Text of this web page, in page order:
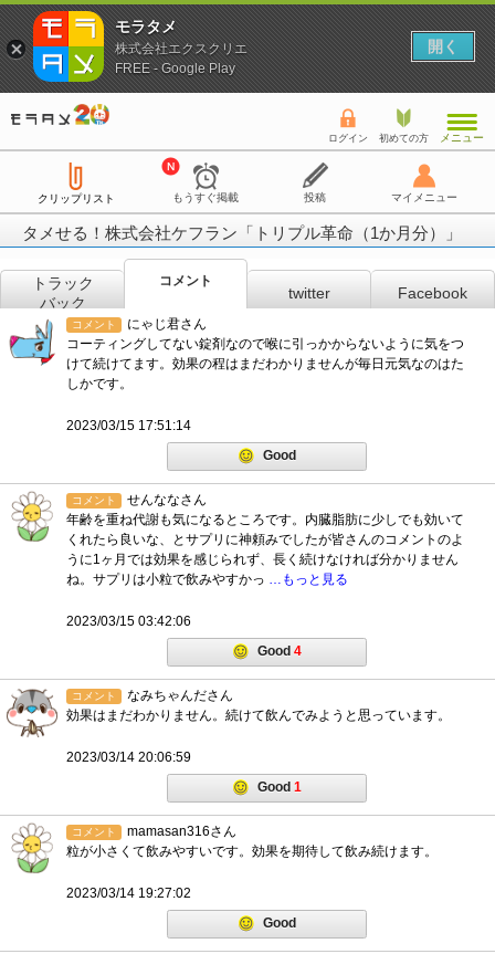
ログイン 初めての方 メニュー
クリップリスト もうすぐ掲載 投稿 マイメニュー
タメせる！株式会社ケフラン「トリプル革命（1か月分）」
トラック
バック
コメント
twitter Facebook
コメント
にゃじ君さん
コーティングしてない錠剤なので喉に引っかからないように気をつ
けて続けてます。効果の程はまだわかりませんが毎日元気なのはた
しかです。
2023/03/15 17:51:14
Good
コメント
せんななさん
年齢を重ね代謝も気になるところです。内臓脂肪に少しでも効いて
くれたら良いな、とサプリに神頼みでしたが皆さんのコメントのよ
うに1ヶ月では効果を感じられず、長く続けなければ分かりません
ね。サプリは小粒で飲みやすかっ …もっと見る
2023/03/15 03:42:06
Good 4
コメント
なみちゃんださん
効果はまだわかりません。続けて飲んでみようと思っています。
2023/03/14 20:06:59
Good 1
コメント
mamasan316さん
粒が小さくて飲みやすいです。効果を期待して飲み続けます。
2023/03/14 19:27:02
Good
モラタメ
株式会社エクスクリエ
FREE - Google Play
開く